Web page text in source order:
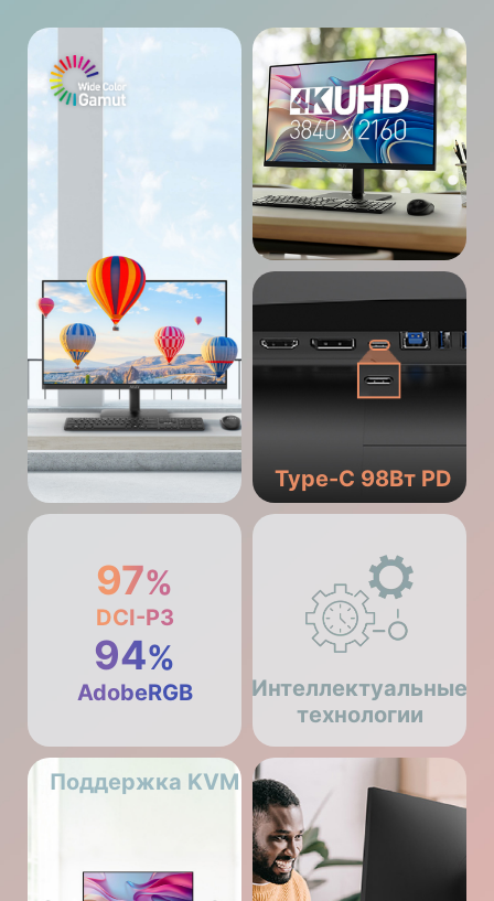
Поддержка KVM
97%
DCI-P3
94%
AdobeRGB
Интеллектуальные
технологии
Type-C 98Вт PD